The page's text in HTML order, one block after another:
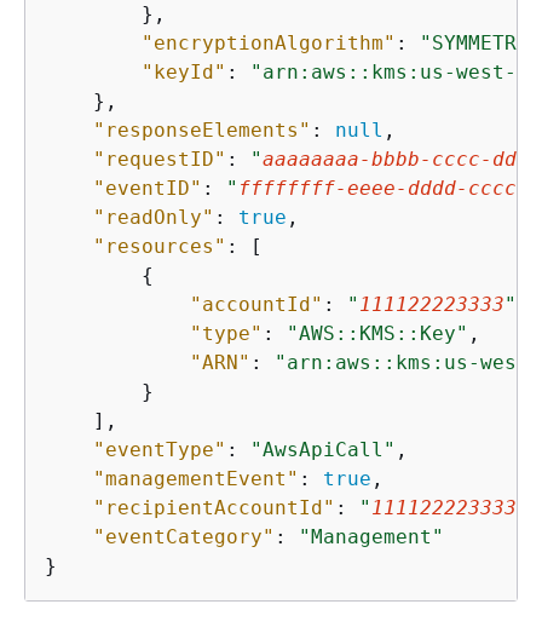
        },
"encryptionAlgorithm" :
"keyId" : "arn:aws::kms:us-west-2:
    },
"responseElements" : null ,
"requestID" : "aaaaaaaa-bbbb-cccc-
"eventID" : " ffffffff-eeee-dddd-cccc-
"readOnly" : true ,
"resources" : [
{
"accountId" : " 111122223333"
"type" : "AWS::KMS::Key" ,
"ARN" :
"arn:aws::kms:us-
        }
    ],
"eventType" : "AwsApiCall" ,
"managementEvent" : true ,
"recipientAccountId" : " 111122223333
"eventCategory" :
"Management"
}